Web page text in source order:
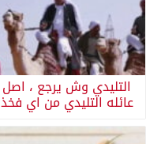
التليدي وش يرجع ، اصل
عائله التليدي من اي فخذ